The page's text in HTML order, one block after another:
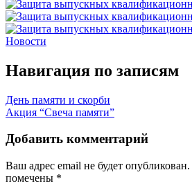
Новости
Навигация по записям
День памяти и скорби
Акция “Свеча памяти”
Добавить комментарий
Ваш адрес email не будет опубликован.
помечены *